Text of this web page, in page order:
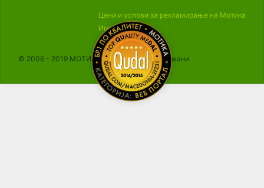
Цени и услови за рекламирање на Мотика
Импресум
© 2006 - 2019 МОТИКА, Сите права се задржани